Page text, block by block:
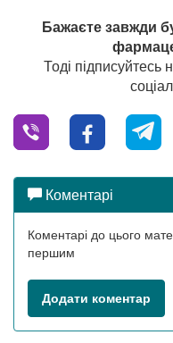
Бажаєте завжди
Тоді
Коментарі
Коментарі до цього
першим
Додати коментар